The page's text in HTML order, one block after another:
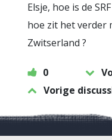
Elsje, hoe is de
hoe zit het verder
Zwitserland ?
0
Vorige